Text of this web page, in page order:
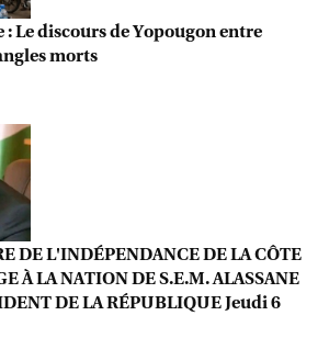
Le discours de Yopougon entre
morts
DE L'INDÉPENDANCE DE LA CÔTE
À LA NATION DE S.E.M. ALASSANE
DE LA RÉPUBLIQUE Jeudi 6